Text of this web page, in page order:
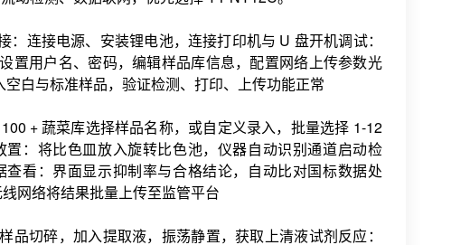
连接电源、安装锂电池，连接打印机与 U 盘开机调试：
置用户名、密码，编辑样品库信息，配置网络上传参数光
白与标准样品，验证检测、打印、上传功能正常
+ 蔬菜库选择样品名称，或自定义录入，批量选择 1-12
：将比色皿放入旋转比色池，仪器自动识别通道启动检
看：界面显示抑制率与合格结论，自动比对国标数据处
网络将结果批量上传至监管平台
切碎，加入提取液，振荡静置，获取上清液试剂反应：